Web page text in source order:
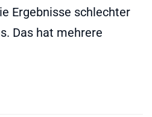
Ergebnisse schlechter
Das hat mehrere